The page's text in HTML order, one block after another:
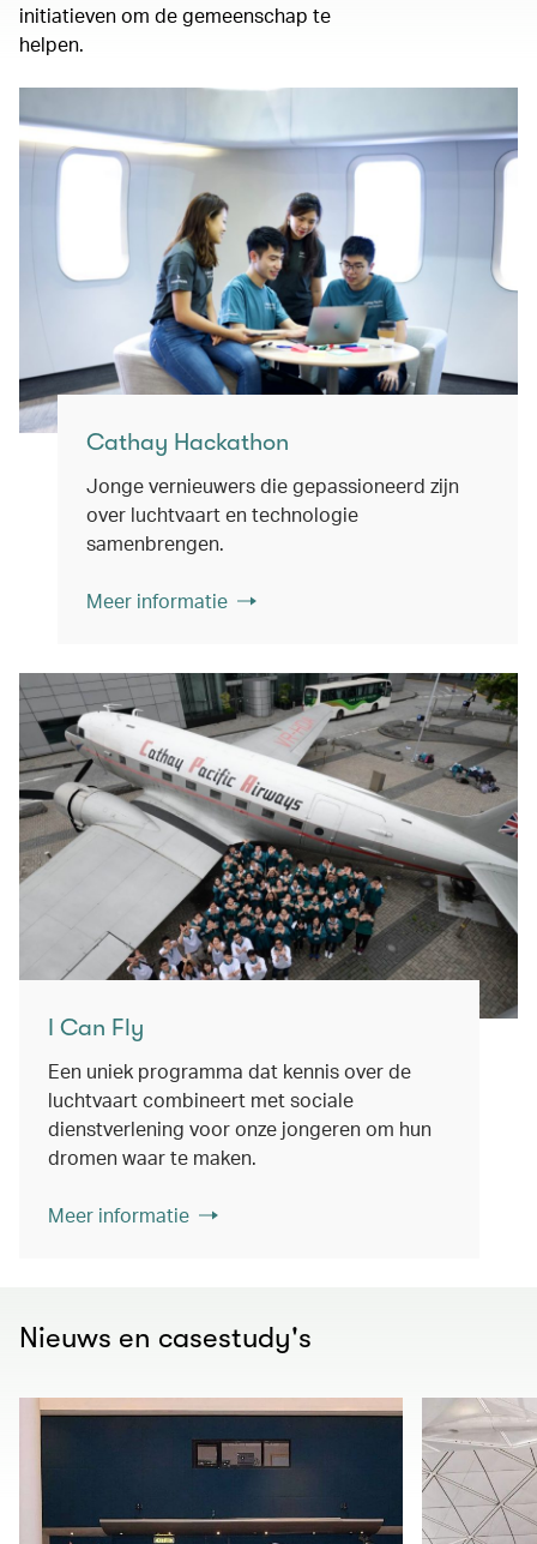
initiatieven om de gemeenschap te
helpen.
Cathay Hackathon
Jonge vernieuwers die gepassioneerd zijn
over luchtvaart en technologie
samenbrengen.
Meer informatie
I Can Fly
Een uniek programma dat kennis over de
luchtvaart combineert met sociale
dienstverlening voor onze jongeren om hun
dromen waar te maken.
Meer informatie
Nieuws en casestudy's